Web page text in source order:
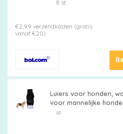
8 st
€2,99 verzendkosten (gratis
vanaf €20)
Luiers voor honden,
voor mannelijke
buikband voor
st